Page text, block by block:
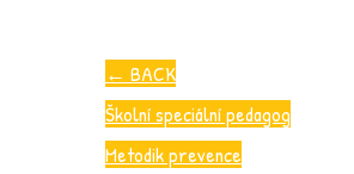
← BACK
Školní speciální pedagog
Metodik prevence